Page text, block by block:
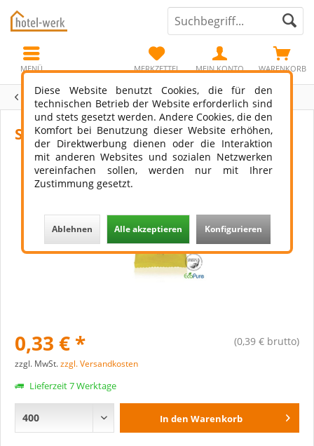
WARENKORB
MERKZETTEL MEIN KONTO
MENÜ
Übersicht Herbal
Seife Herbal 25 gr
0,33 € * (0,39 € brutto)
zzgl. MwSt.zzgl. Versandkosten
Lieferzeit 7 Werktage
In den Warenkorb
Diese Website benutzt Cookies, die für den
technischen Betrieb der Website erforderlich sind
und stets gesetzt werden. Andere Cookies, die den
Komfort bei Benutzung dieser Website erhöhen,
der Direktwerbung dienen oder die Interaktion
mit anderen Websites und sozialen Netzwerken
vereinfachen sollen, werden nur mit Ihrer
Zustimmung gesetzt.
Ablehnen Alle akzeptieren Konfigurieren